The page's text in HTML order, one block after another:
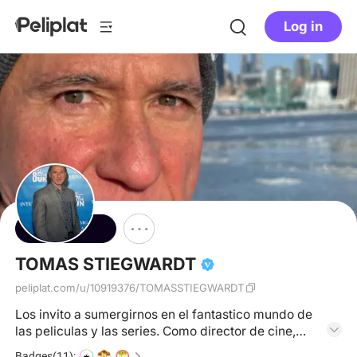
Log in
Follow
TOMAS STIEGWARDT
peliplat.com/u/10919376/TOMASSTIEGWARDT
Los invito a sumergirnos en el fantastico mundo de
las peliculas y las series. Como director de cine,
artista visual y guionista me fascina abordar este